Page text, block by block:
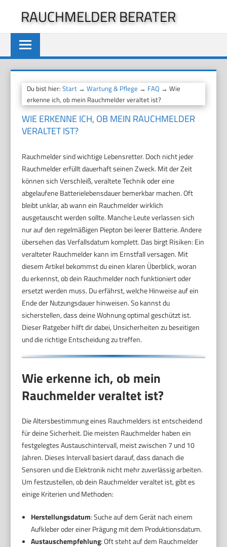
springen
RAUCHMELDER BERATER
Du bist hier:Start →Wartung & Pflege → FAQ → Wie
erkenne ich, ob mein Rauchmelder veraltet ist?
WIE ERKENNE ICH, OB MEIN RAUCHMELDER
VERALTET IST?
Rauchmelder sind wichtige Lebensretter. Doch nicht jeder
Rauchmelder erfüllt dauerhaft seinen Zweck. Mit der Zeit
können sich Verschleiß, veraltete Technik oder eine
abgelaufene Batterielebensdauer bemerkbar machen. Oft
bleibt unklar, ab wann ein Rauchmelder wirklich
ausgetauscht werden sollte. Manche Leute verlassen sich
nur auf den regelmäßigen Piepton bei leerer Batterie. Andere
übersehen das Verfallsdatum komplett. Das birgt Risiken: Ein
veralteter Rauchmelder kann im Ernstfall versagen. Mit
diesem Artikel bekommst du einen klaren Überblick, woran
du erkennst, ob dein Rauchmelder noch funktioniert oder
ersetzt werden muss. Du erfährst, welche Hinweise auf ein
Ende der Nutzungsdauer hinweisen. So kannst du
sicherstellen, dass deine Wohnung optimal geschützt ist.
Dieser Ratgeber hilft dir dabei, Unsicherheiten zu beseitigen
und die richtige Entscheidung zu treffen.
Wie erkenne ich, ob mein
Rauchmelder veraltet ist?
Die Altersbestimmung eines Rauchmelders ist entscheidend
für deine Sicherheit. Die meisten Rauchmelder haben ein
festgelegtes Austauschintervall, meist zwischen 7 und 10
Jahren. Dieses Intervall basiert darauf, dass danach die
Sensoren und die Elektronik nicht mehr zuverlässig arbeiten.
Um festzustellen, ob dein Rauchmelder veraltet ist, gibt es
einige Kriterien und Methoden:
Herstellungsdatum: Suche auf dem Gerät nach einem
Aufkleber oder einer Prägung mit dem Produktionsdatum.
Austauschempfehlung: Oft steht auf dem Rauchmelder